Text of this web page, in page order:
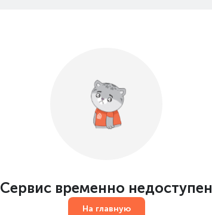
Сервис временно недоступен
На главную